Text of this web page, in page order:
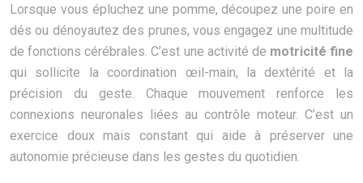
Lorsque vous épluchez une pomme, découpez une poire en
dés ou dénoyautez des prunes, vous engagez une multitude
de fonctions cérébrales. C’est une activité de motricité fine
qui sollicite la coordination œil-main, la dextérité et la
précision du geste. Chaque mouvement renforce les
connexions neuronales liées au contrôle moteur. C’est un
exercice doux mais constant qui aide à préserver une
autonomie précieuse dans les gestes du quotidien.